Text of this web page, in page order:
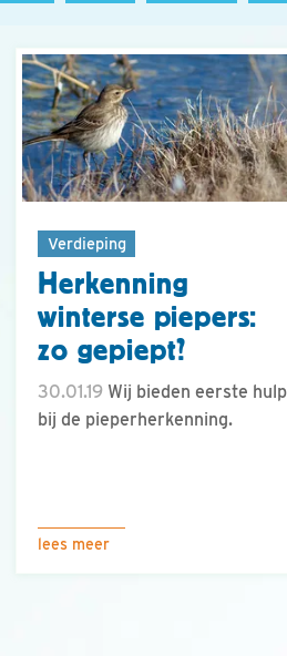
Verdieping
Herkenning
winterse piepers:
zo gepiept?
30.01.19 Wij bieden eerste hulp
bij de pieperherkenning.
lees meer